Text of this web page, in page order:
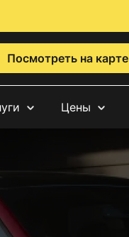
Посмотреть на карте
Цены